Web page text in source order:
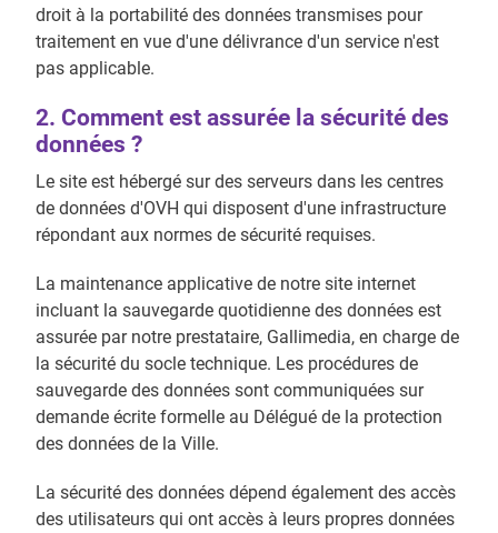
droit à la portabilité des données transmises pour
traitement en vue d'une délivrance d'un service n'est
pas applicable.
2. Comment est assurée la sécurité des
données ?
Le site est hébergé sur des serveurs dans les centres
de données d'OVH qui disposent d'une infrastructure
répondant aux normes de sécurité requises.
La maintenance applicative de notre site internet
incluant la sauvegarde quotidienne des données est
assurée par notre prestataire, Gallimedia, en charge de
la sécurité du socle technique. Les procédures de
sauvegarde des données sont communiquées sur
demande écrite formelle au Délégué de la protection
des données de la Ville.
La sécurité des données dépend également des accès
des utilisateurs qui ont accès à leurs propres données